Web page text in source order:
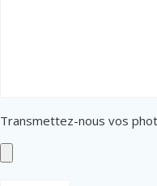
Transmettez-nous vos